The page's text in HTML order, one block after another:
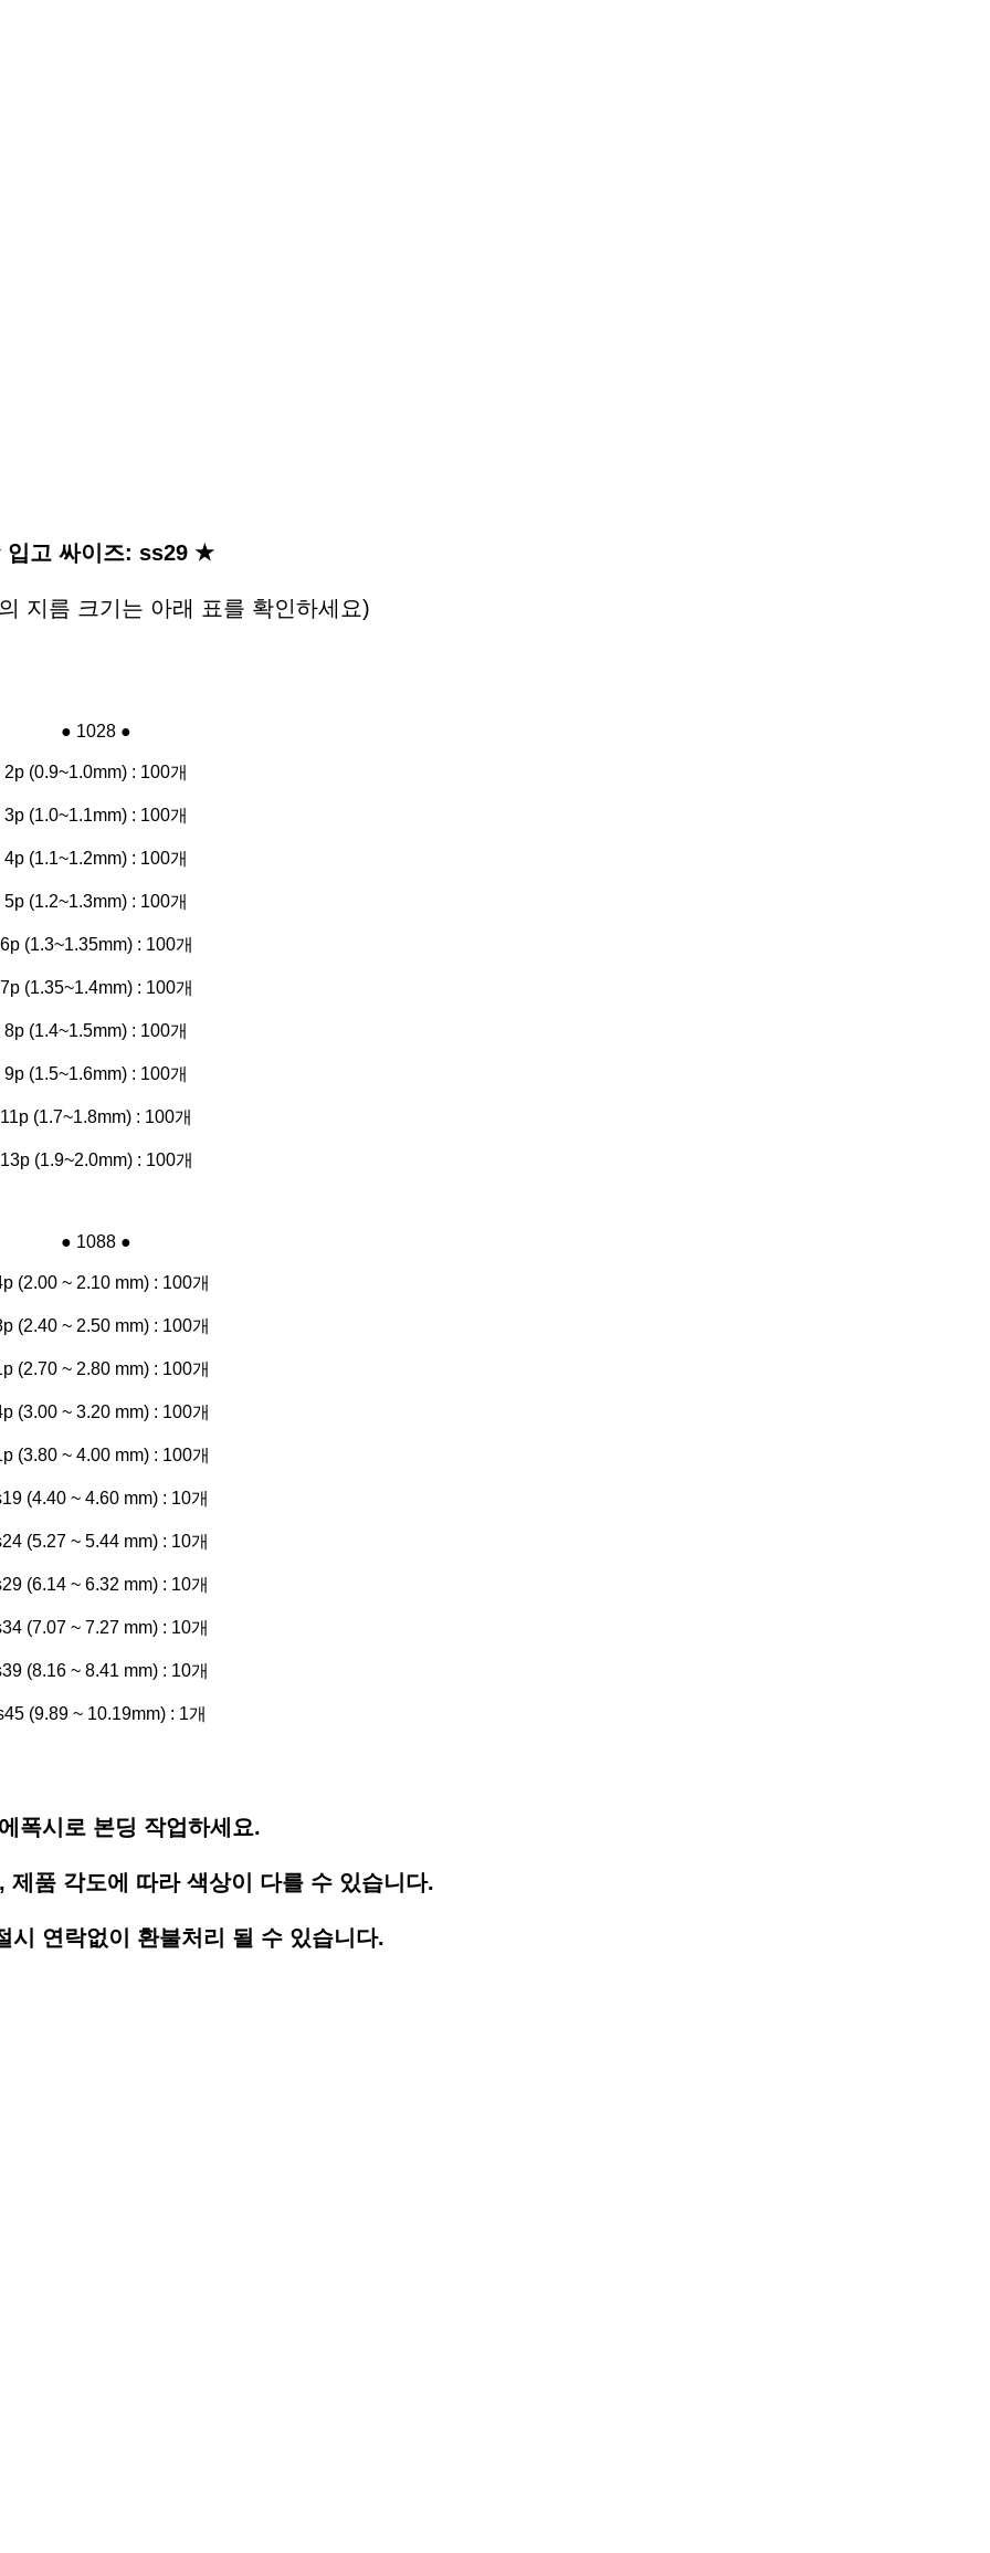
고 싸이즈: ss29 ★
지름 크기는 아래 표를 확인하세요)
● 1028 ●
2p (0.9~1.0mm) : 100개
3p (1.0~1.1mm) : 100개
4p (1.1~1.2mm) : 100개
5p (1.2~1.3mm) : 100개
6p (1.3~1.35mm) : 100개
7p (1.35~1.4mm) : 100개
8p (1.4~1.5mm) : 100개
9p (1.5~1.6mm) : 100개
11p (1.7~1.8mm) : 100개
13p (1.9~2.0mm) : 100개
● 1088 ●
(2.00 ~ 2.10 mm) : 100개
(2.40 ~ 2.50 mm) : 100개
(2.70 ~ 2.80 mm) : 100개
(3.00 ~ 3.20 mm) : 100개
(3.80 ~ 4.00 mm) : 100개
(4.40 ~ 4.60 mm) : 10개
(5.27 ~ 5.44 mm) : 10개
(6.14 ~ 6.32 mm) : 10개
(7.07 ~ 7.27 mm) : 10개
(8.16 ~ 8.41 mm) : 10개
(9.89 ~ 10.19mm) : 1개
폭시로 본딩 작업하세요.
제품 각도에 따라 색상이 다를 수 있습니다.
시 연락없이 환불처리 될 수 있습니다.